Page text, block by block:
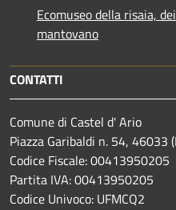
Ecomuseo della risaia,
mantovano
CONTATTI
Comune di Castel d' Ario
Piazza Garibaldi n. 54, 46033
Codice Fiscale: 00413950205
Partita IVA: 00413950205
Codice Univoco: UFMCQ2